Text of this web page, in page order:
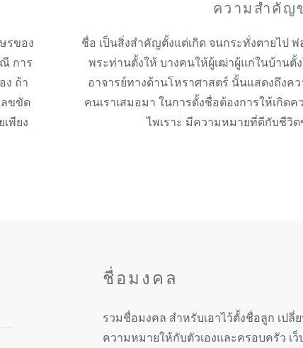
รของ
การ
ง ถ้า
ลขขัด
พียง
ความสำคัญ
ชื่อ เป็นสิ่งสำคัญตั้งแต่เกิด จนกระทั่งตายไป
พระท่านตั้งให้ บางคนให้ผู้เฒ่าผู้แก่ในบ้าน
อาจารย์ทางด้านโหราศาสตร์ นั้นแสดงถึง
คนเราเสมอมา ในการตั้งชื่อต้องการให้เกิด
ไพเราะ มีความหมายที่ดีกับชีวิต
ชื่อมงคล
รวมชื่อมงคล สำหรับเอาไว้ตั้งชื่อลูก เป
ความหมายให้กับตัวเองและครอบครัว เ